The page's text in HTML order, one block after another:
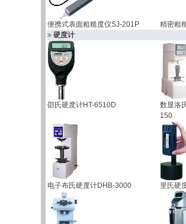
便携式表面粗糙度仪SJ-201P
精密粗
硬度计
邵氏硬度计HT-6510D
数显洛
150
电子布氏硬度计DHB-3000 里氏硬